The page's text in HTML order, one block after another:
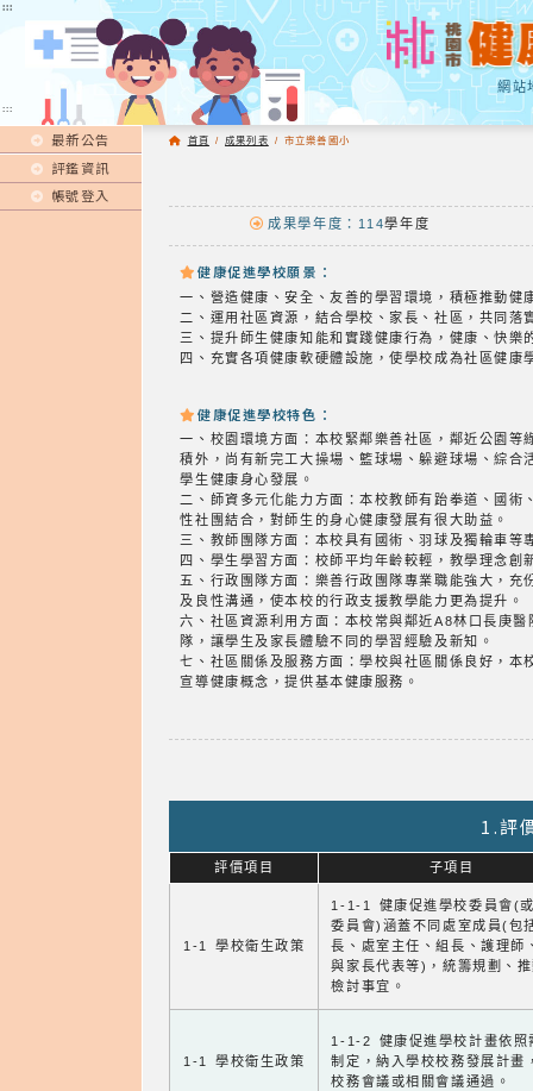
:::
網站
:::
最新公告
評鑑資訊
帳號登入
首頁 / 成果列表 / 市立樂善國小
成果學年度：114學年度
健康促進學校願景：
一、營造健康、安全、友善的學習環境，積極推動健
二、運用社區資源，結合學校、家長、社區，共同落
三、提升師生健康知能和實踐健康行為，健康、快樂
四、充實各項健康軟硬體設施，使學校成為社區健康
健康促進學校特色：
一、校園環境方面：本校緊鄰樂善社區，鄰近公園
積外，尚有新完工大操場、籃球場、躲避球場、綜
學生健康身心發展。
二、師資多元化能力方面：本校教師有跆拳道、國
性社團結合，對師生的身心健康發展有很大助益。
三、教師團隊方面：本校具有國術、羽球及獨輪車
四、學生學習方面：校師平均年齡較輕，教學理念
五、行政團隊方面：樂善行政團隊專業職能強大，
及良性溝通，使本校的行政支援教學能力更為提升。
六、社區資源利用方面：本校常與鄰近A8林口長庚
隊，讓學生及家長體驗不同的學習經驗及新知。
七、社區關係及服務方面：學校與社區關係良好，
宣導健康概念，提供基本健康服務。
1.評
評價項目 子項目
1-1 學校衛生政策
1-1-1 健康促進學校委員會(
委員會)涵蓋不同處室成員(包
長、處室主任、組長、護理師
與家長代表等)，統籌規劃、
檢討事宜。
1-1 學校衛生政策
1-1-2 健康促進學校計畫依照
制定，納入學校校務發展計畫
校務會議或相關會議通過。
:::